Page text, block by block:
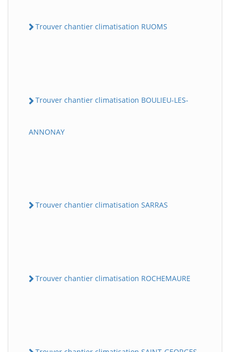
Trouver chantier climatisation RUOMS
Trouver chantier climatisation BOULIEU-LES-
ANNONAY
Trouver chantier climatisation SARRAS
Trouver chantier climatisation ROCHEMAURE